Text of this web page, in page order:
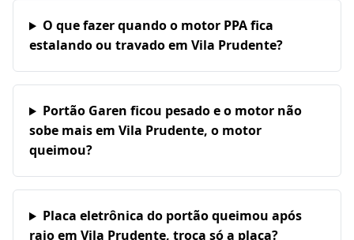
O que fazer quando o motor PPA fica
estalando ou travado em Vila Prudente?
Portão Garen ficou pesado e o motor não
sobe mais em Vila Prudente, o motor
queimou?
Placa eletrônica do portão queimou após
raio em Vila Prudente, troca só a placa?